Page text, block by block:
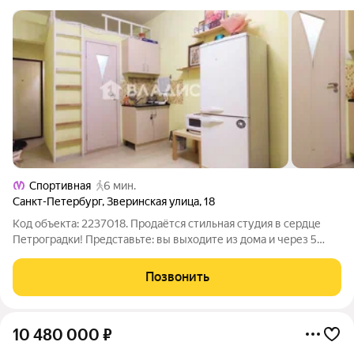
Спортивная
6 мин.
Санкт-Петербург,Зверинская улица,18
Код объекта: 2237018. Продаётся стильная студия в сердце
Петроградки! Представьте: вы выходите из дома и через 5
исторического Петербурга! Петропавловская крепость,
Эрмитаж, Дворцовая площадь,
Позвонить
10 480 000 ₽